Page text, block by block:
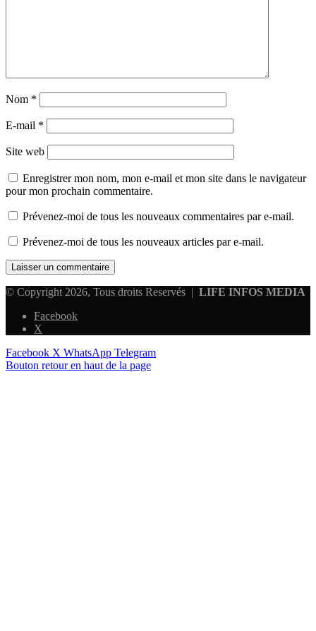
Nom *
E-mail *
Site web
Enregistrer mon nom, mon e-mail et mon site dans le navigateur
pour mon prochain commentaire.
Prévenez-moi de tous les nouveaux commentaires par e-mail.
Prévenez-moi de tous les nouveaux articles par e-mail.
© Copyright 2026, Tous droits Reservés | LIFE INFOS MEDIA
Facebook
X
Facebook X WhatsApp Telegram
Bouton retour en haut de la page